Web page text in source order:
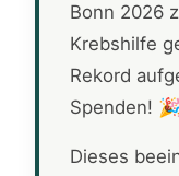
Bonn 2026
Krebshilfe
Rekord
Spenden! 🎉
Dieses